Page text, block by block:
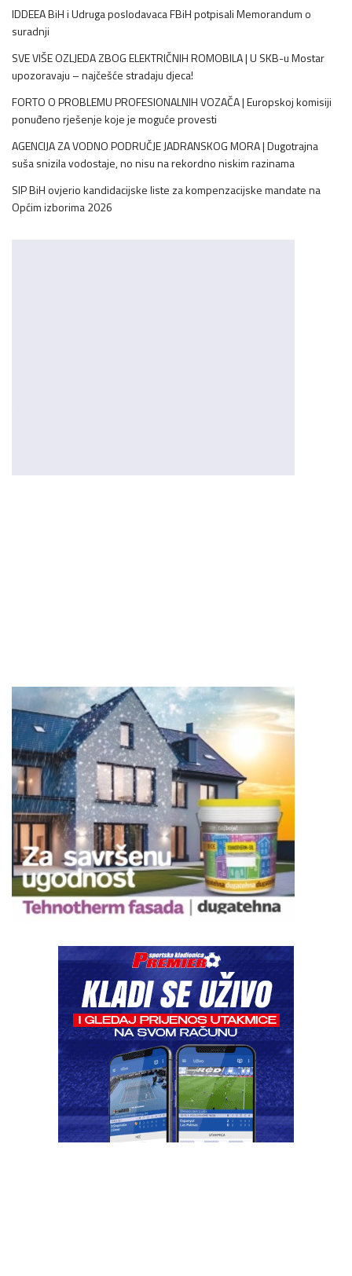
IDDEEA BiH i Udruga poslodavaca FBiH potpisali Memorandum o
suradnji
SVE VIŠE OZLJEDA ZBOG ELEKTRIČNIH ROMOBILA | U SKB-u Mostar
upozoravaju – najčešće stradaju djeca!
FORTO O PROBLEMU PROFESIONALNIH VOZAČA | Europskoj komisiji
ponuđeno rješenje koje je moguće provesti
AGENCIJA ZA VODNO PODRUČJE JADRANSKOG MORA | Dugotrajna
suša snizila vodostaje, no nisu na rekordno niskim razinama
SIP BiH ovjerio kandidacijske liste za kompenzacijske mandate na
Općim izborima 2026